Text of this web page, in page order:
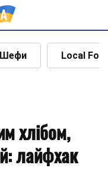
Шефи Local
хлібом,
лайфхак